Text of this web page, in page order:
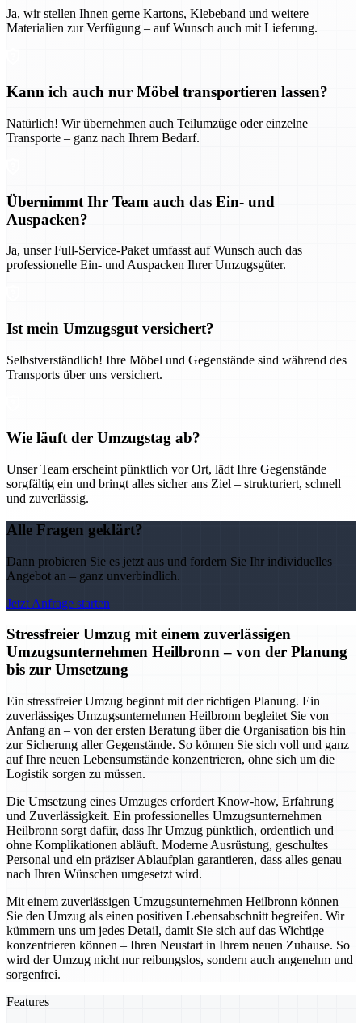
Ja, wir stellen Ihnen gerne Kartons, Klebeband und weitere
Materialien zur Verfügung – auf Wunsch auch mit Lieferung.
Kann ich auch nur Möbel transportieren lassen?
Natürlich! Wir übernehmen auch Teilumzüge oder einzelne
Transporte – ganz nach Ihrem Bedarf.
Übernimmt Ihr Team auch das Ein- und
Auspacken?
Ja, unser Full-Service-Paket umfasst auf Wunsch auch das
professionelle Ein- und Auspacken Ihrer Umzugsgüter.
Ist mein Umzugsgut versichert?
Selbstverständlich! Ihre Möbel und Gegenstände sind während des
Transports über uns versichert.
Wie läuft der Umzugstag ab?
Unser Team erscheint pünktlich vor Ort, lädt Ihre Gegenstände
sorgfältig ein und bringt alles sicher ans Ziel – strukturiert, schnell
und zuverlässig.
Alle Fragen geklärt?
Dann probieren Sie es jetzt aus und fordern Sie Ihr individuelles
Angebot an – ganz unverbindlich.
Jetzt Anfrage starten
Stressfreier Umzug mit einem zuverlässigen
Umzugsunternehmen Heilbronn – von der Planung
bis zur Umsetzung
Ein stressfreier Umzug beginnt mit der richtigen Planung. Ein
zuverlässiges Umzugsunternehmen Heilbronn begleitet Sie von
Anfang an – von der ersten Beratung über die Organisation bis hin
zur Sicherung aller Gegenstände. So können Sie sich voll und ganz
auf Ihre neuen Lebensumstände konzentrieren, ohne sich um die
Logistik sorgen zu müssen.
Die Umsetzung eines Umzuges erfordert Know-how, Erfahrung
und Zuverlässigkeit. Ein professionelles Umzugsunternehmen
Heilbronn sorgt dafür, dass Ihr Umzug pünktlich, ordentlich und
ohne Komplikationen abläuft. Moderne Ausrüstung, geschultes
Personal und ein präziser Ablaufplan garantieren, dass alles genau
nach Ihren Wünschen umgesetzt wird.
Mit einem zuverlässigen Umzugsunternehmen Heilbronn können
Sie den Umzug als einen positiven Lebensabschnitt begreifen. Wir
kümmern uns um jedes Detail, damit Sie sich auf das Wichtige
konzentrieren können – Ihren Neustart in Ihrem neuen Zuhause. So
wird der Umzug nicht nur reibungslos, sondern auch angenehm und
sorgenfrei.
Features